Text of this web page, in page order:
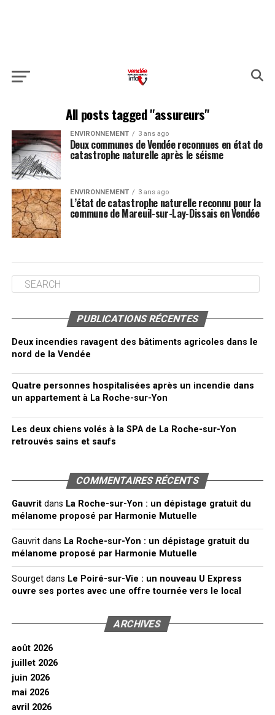
All posts tagged "assureurs"
ENVIRONNEMENT 3 ans ago
Deux communes de Vendée reconnues en état de
catastrophe naturelle après le séisme
ENVIRONNEMENT 3 ans ago
L’état de catastrophe naturelle reconnu pour la
commune de Mareuil-sur-Lay-Dissais en Vendée
PUBLICATIONS RÉCENTES
Deux incendies ravagent des bâtiments agricoles dans le
nord de la Vendée
Quatre personnes hospitalisées après un incendie dans
un appartement à La Roche-sur-Yon
Les deux chiens volés à la SPA de La Roche-sur-Yon
retrouvés sains et saufs
COMMENTAIRES RÉCENTS
Gauvritdans La Roche-sur-Yon : un dépistage gratuit du
mélanome proposé par Harmonie Mutuelle
Gauvritdans La Roche-sur-Yon : un dépistage gratuit du
mélanome proposé par Harmonie Mutuelle
Sourgetdans Le Poiré-sur-Vie : un nouveau U Express
ouvre ses portes avec une offre tournée vers le local
ARCHIVES
août 2026
juillet 2026
juin 2026
mai 2026
avril 2026